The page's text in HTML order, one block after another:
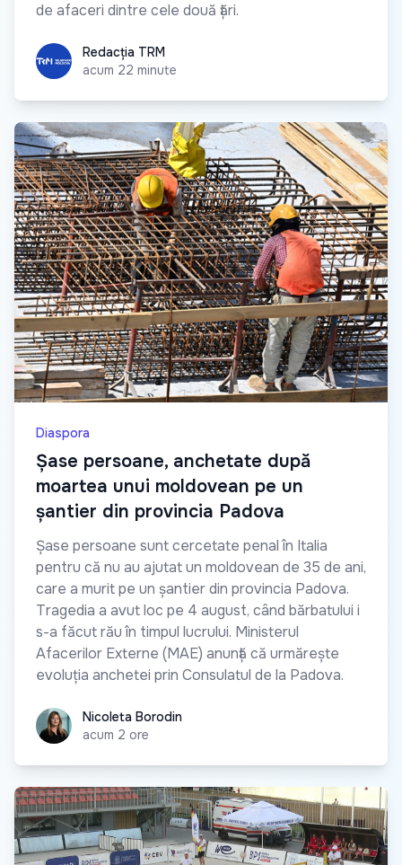
de afaceri dintre cele două țări.
Redacția TRM
Redacția TRM
acum 22 minute
Diaspora
Șase persoane, anchetate după
moartea unui moldovean pe un
șantier din provincia Padova
Șase persoane sunt cercetate penal în Italia
pentru că nu au ajutat un moldovean de 35 de ani,
care a murit pe un șantier din provincia Padova.
Tragedia a avut loc pe 4 august, când bărbatului i
s-a făcut rău în timpul lucrului. Ministerul
Afacerilor Externe (MAE) anunță că urmărește
evoluția anchetei prin Consulatul de la Padova.
Nicoleta Borodin
Nicoleta Borodin
acum 2 ore